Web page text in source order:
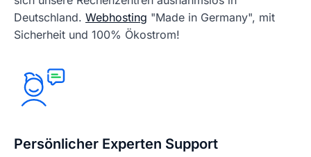
Deutschland. Webhosting "Made in Germany", mit
Sicherheit und 100% Ökostrom!
Persönlicher Experten Support